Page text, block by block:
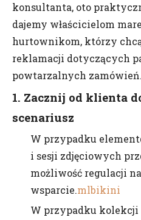
konsultanta, oto
dajemy właścicielom
hurtownikom, którzy
reklamacji dotyczących
powtarzalnych zamówień.
1. Zacznij od klienta
scenariusz
W przypadku
i sesji zdjęciowych
możliwość regulacji
wsparcie.mlbikini
W przypadku